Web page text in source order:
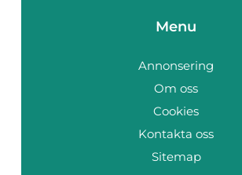
Menu
Annonsering
Om oss
Cookies
Kontakta oss
Sitemap